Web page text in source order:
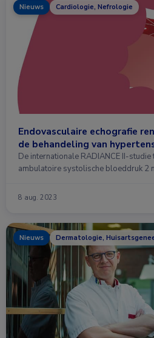
Nieuws Cardiologie, Nefrologie
Endovasculaire echografie
de behandeling van
De internationale RADIANCE II-
ambulatoire systolische bloeddruk 2
8 aug. 2023
Nieuws Dermatologie,